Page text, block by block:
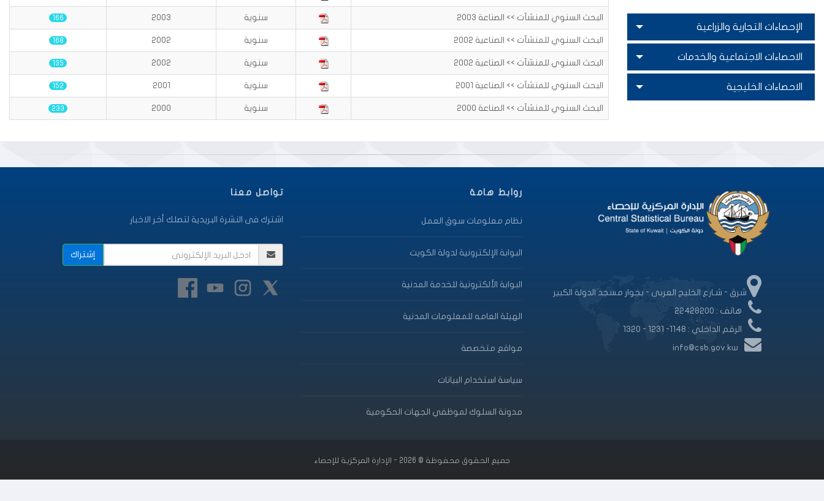
الإحصاءات التجارية والزراعية
الاحصاءات الاجتماعية والخدمات
الاحصاءات الخليجية
البحث السنوي للمنشآت >> الصناعة 2003 سنوية 2003
166
البحث السنوي للمنشآت >> الصناعية 2002 سنوية 2002
168
البحث السنوي للمنشآت >> الصناعية 2002 سنوية 2002
135
البحث السنوي للمنشآت >> الصناعية 2001 سنوية 2001
152
البحث السنوي للمنشآت >> الصناعة 2000 سنوية 2000
233
شرق - شـارع الخليج العربى - بجوار مسجد الدولة الكبير
هاتف : 22428200
الرقم الداخلي : 1148- 1231 - 1320
info@csb.gov.kw
روابط هامة
نظام معلومات سوق العمل
البوابة الإلكترونية لدولة الكويت
البوابة الألكترونية للخدمة المدنية
الهيئة العامه للمعلومات المدنية
مواقع متخصصة
سياسة استخدام البيانات
مدونة السلوك لموظفي الجهات الحكومية
تواصل معنا
اشترك فى النشرة البريدية لتصلك أخر الاخبار
جميع الحقوق محفوظة © 2026 - الإدارة المركزية للإحصاء